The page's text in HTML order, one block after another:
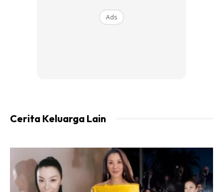
kini lebih tenang dan matang. Malah mereka berdua sangat
baik demi anak-anak.
Ads
Cerita Keluarga Lain